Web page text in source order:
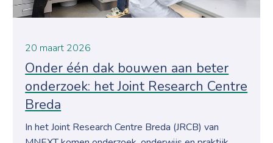
20 maart 2026
Onder één dak bouwen aan beter
onderzoek: het Joint Research Centre
Breda
In het Joint Research Centre Breda (JRCB) van